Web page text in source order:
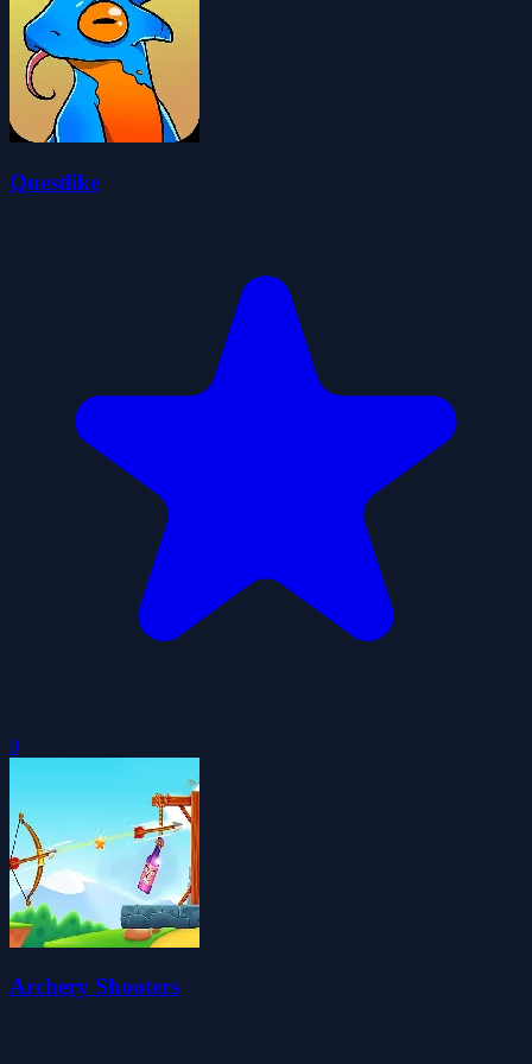
Questlike
0
Archery Shooters